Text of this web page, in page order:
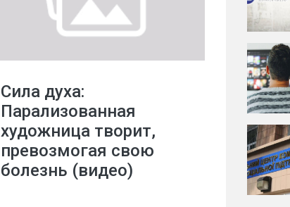
Сила духа:
Парализованная
художница творит,
превозмогая свою
болезнь (видео)